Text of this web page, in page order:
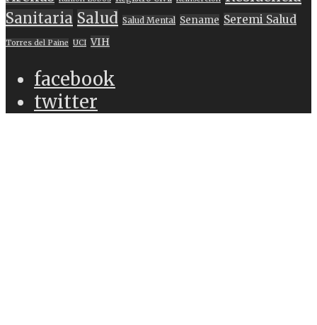
Sanitaria Salud Salud Mental Sename Seremi Salud
Torres del Paine UCI VIH
facebook
twitter